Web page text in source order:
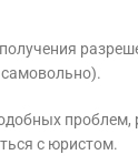
проблем,
с юристом.